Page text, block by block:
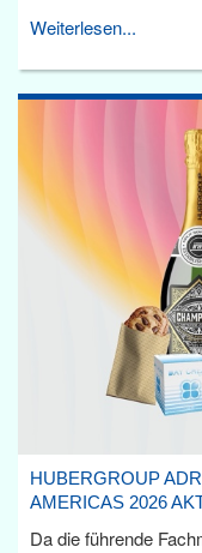
Weiterlesen...
HUBERGROUP
AMERICAS 2026
Da die führende